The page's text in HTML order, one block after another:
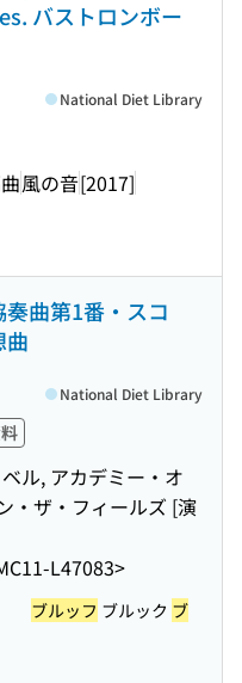
バストロンボー
風の音[2017]
National Diet Library
曲第1番・スコ
曲
ル, アカデミー・オ
・ザ・フィールズ [演
L47083>
National Diet Library
ブルッフ ブルック ブ